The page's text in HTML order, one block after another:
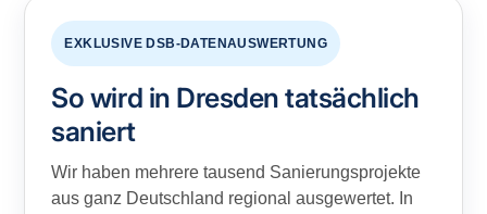
EXKLUSIVE DSB-DATENAUSWERTUNG
So wird in Dresden tatsächlich
saniert
Wir haben mehrere tausend Sanierungsprojekte
aus ganz Deutschland regional ausgewertet. In